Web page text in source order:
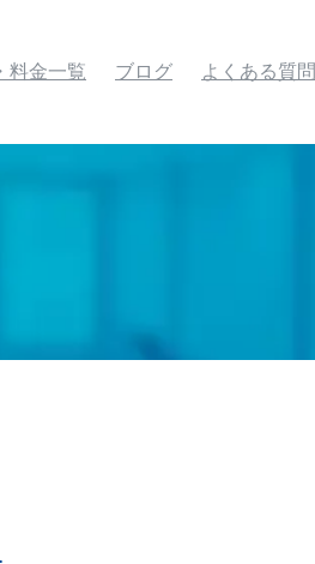
料金一覧 ブログ よくある質問